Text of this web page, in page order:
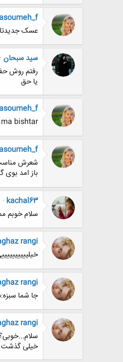
عسک
سید سبحان
رفتم روش
یا حق
ma bishtar
شعرش
باز امد بوی
kachal63
سلام خوبم
rangi
rangi
جا شما
rangi
خیلی گذشت